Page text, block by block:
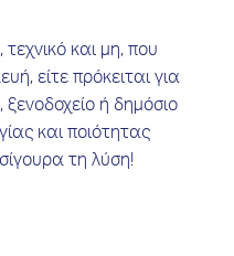
και μη, που
είτε πρόκειται για
ή δημόσιο
και ποιότητας
τη λύση!